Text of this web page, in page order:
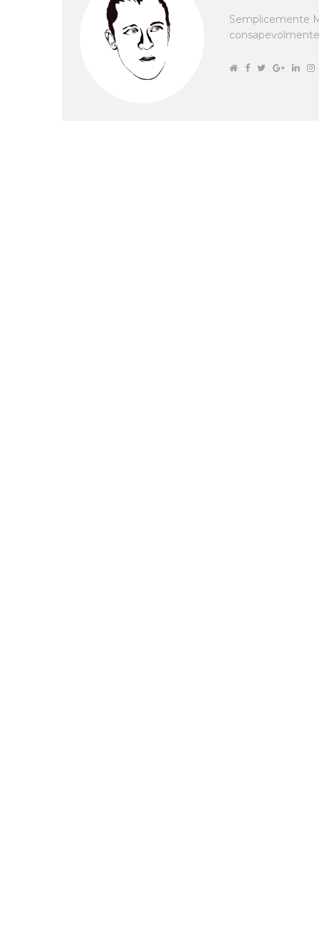
Semplicemente